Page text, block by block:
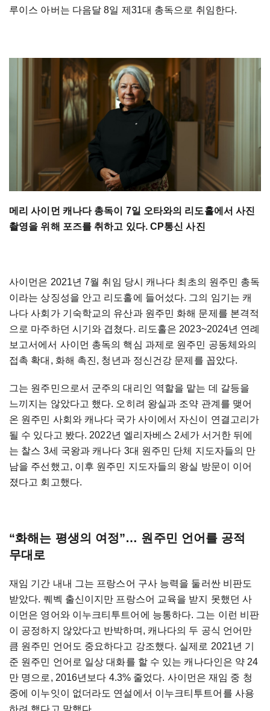
루이스 아버는 다음달 8일 제31대 총독으로 취임한다.
메리 사이먼 캐나다 총독이 7일 오타와의 리도홀에서 사진
촬영을 위해 포즈를 취하고 있다. CP통신 사진
사이먼은 2021년 7월 취임 당시 캐나다 최초의 원주민 총독
이라는 상징성을 안고 리도홀에 들어섰다. 그의 임기는 캐
나다 사회가 기숙학교의 유산과 원주민 화해 문제를 본격적
으로 마주하던 시기와 겹쳤다. 리도홀은 2023~2024년 연례
보고서에서 사이먼 총독의 핵심 과제로 원주민 공동체와의
접촉 확대, 화해 촉진, 청년과 정신건강 문제를 꼽았다.
그는 원주민으로서 군주의 대리인 역할을 맡는 데 갈등을
느끼지는 않았다고 했다. 오히려 왕실과 조약 관계를 맺어
온 원주민 사회와 캐나다 국가 사이에서 자신이 연결고리가
될 수 있다고 봤다. 2022년 엘리자베스 2세가 서거한 뒤에
는 찰스 3세 국왕과 캐나다 3대 원주민 단체 지도자들의 만
남을 주선했고, 이후 원주민 지도자들의 왕실 방문이 이어
졌다고 회고했다.
“화해는 평생의 여정”… 원주민 언어를 공적
무대로
재임 기간 내내 그는 프랑스어 구사 능력을 둘러싼 비판도
받았다. 퀘벡 출신이지만 프랑스어 교육을 받지 못했던 사
이먼은 영어와 이누크티투트어에 능통하다. 그는 이런 비판
이 공정하지 않았다고 반박하며, 캐나다의 두 공식 언어만
큼 원주민 언어도 중요하다고 강조했다. 실제로 2021년 기
준 원주민 언어로 일상 대화를 할 수 있는 캐나다인은 약 24
만 명으로, 2016년보다 4.3% 줄었다. 사이먼은 재임 중 청
중에 이누잇이 없더라도 연설에서 이누크티투트어를 사용
하려 했다고 말했다.